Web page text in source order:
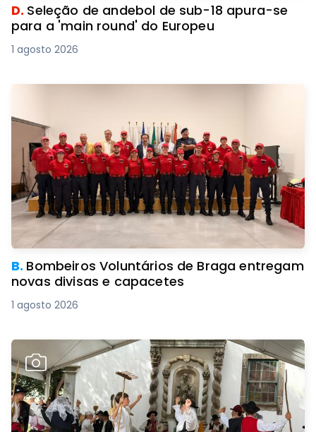
D. Seleção de andebol de sub-18 apura-se
para a 'main round' do Europeu
1 agosto 2026
B. Bombeiros Voluntários de Braga entregam
novas divisas e capacetes
1 agosto 2026